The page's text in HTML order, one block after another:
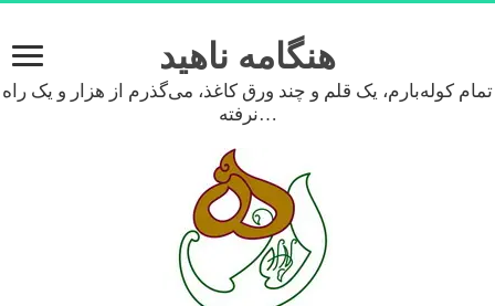
هنگامه ناهید
تمام کوله‌بارم، یک قلم و چند ورق کاغذ، می‌گذرم از هزار و یک راه
نرفته…